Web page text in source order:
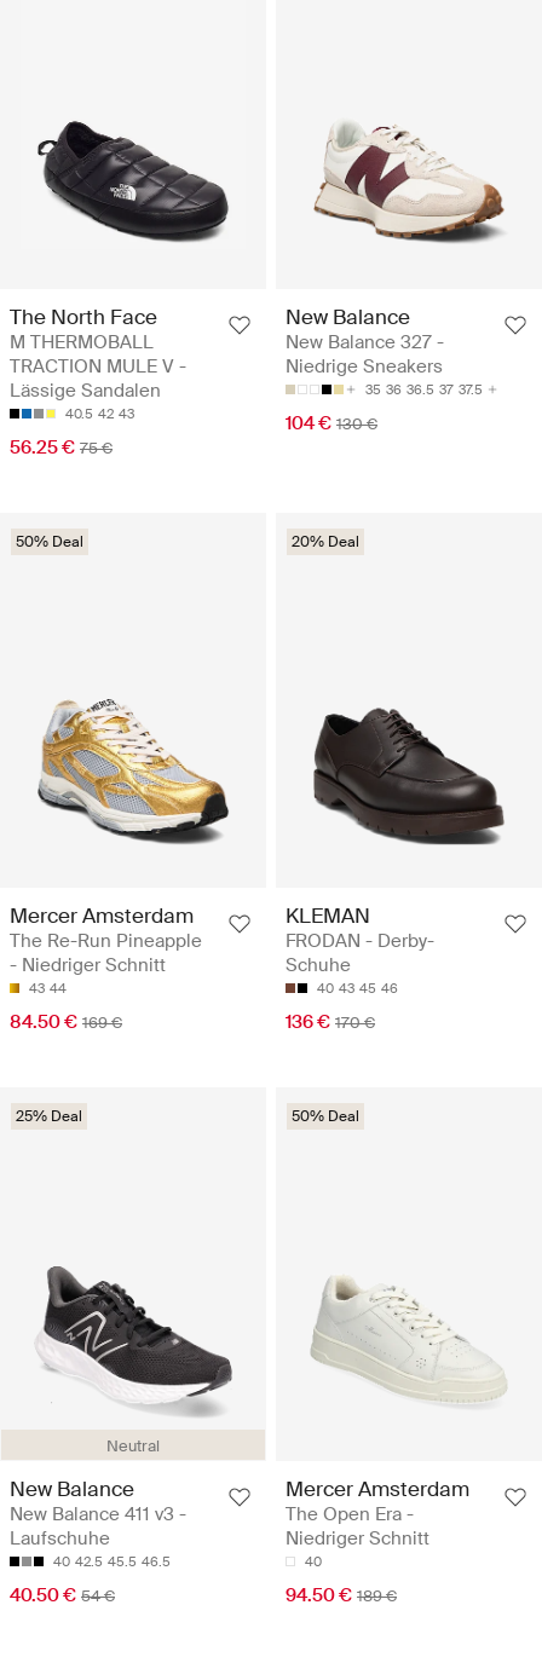
The North Face
M THERMOBALL
TRACTION MULE V -
Lässige Sandalen
40.5 42 43
56.25 € 75 €
New Balance
New Balance 327 -
Niedrige Sneakers
35 36 36.5 37 37.5
104 € 130 €
50% Deal
Mercer Amsterdam
The Re-Run Pineapple
- Niedriger Schnitt
43 44
84.50 € 169 €
20% Deal
KLEMAN
FRODAN - Derby-
Schuhe
40 43 45 46
136 € 170 €
Neutral
25% Deal
New Balance
New Balance 411 v3 -
Laufschuhe
40 42.5 45.5 46.5
40.50 € 54 €
50% Deal
Mercer Amsterdam
The Open Era -
Niedriger Schnitt
40
94.50 € 189 €